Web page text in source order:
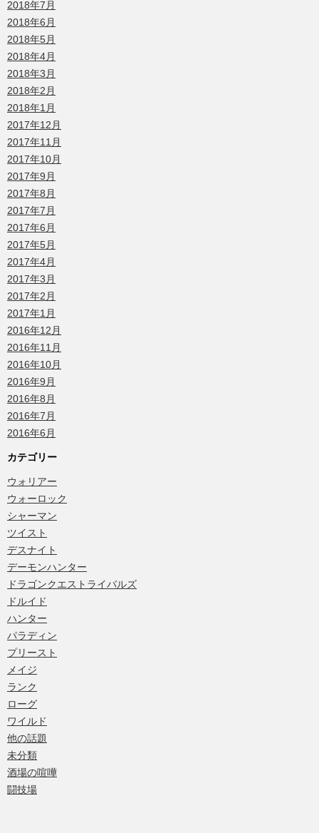
2018年7月
2018年6月
2018年5月
2018年4月
2018年3月
2018年2月
2018年1月
2017年12月
2017年11月
2017年10月
2017年9月
2017年8月
2017年7月
2017年6月
2017年5月
2017年4月
2017年3月
2017年2月
2017年1月
2016年12月
2016年11月
2016年10月
2016年9月
2016年8月
2016年7月
2016年6月
カテゴリー
ウォリアー
ウォーロック
シャーマン
ツイスト
デスナイト
デーモンハンター
ドラゴンクエストライバルズ
ドルイド
ハンター
パラディン
プリースト
メイジ
ランク
ローグ
ワイルド
他の話題
未分類
酒場の喧嘩
闘技場